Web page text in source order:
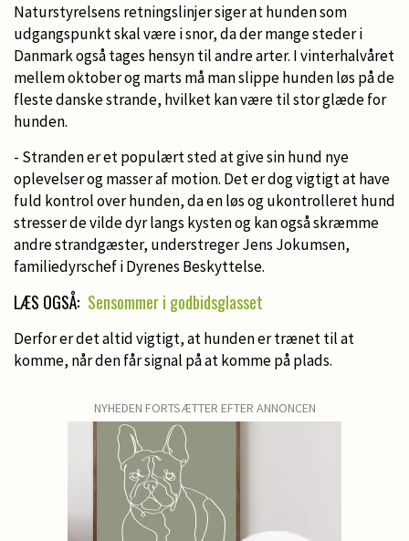
Naturstyrelsens retningslinjer siger at hunden som
udgangspunkt skal være i snor, da der mange steder i
Danmark også tages hensyn til andre arter. I vinterhalvåret
mellem oktober og marts må man slippe hunden løs på de
fleste danske strande, hvilket kan være til stor glæde for
hunden.
- Stranden er et populært sted at give sin hund nye
oplevelser og masser af motion. Det er dog vigtigt at have
fuld kontrol over hunden, da en løs og ukontrolleret hund
stresser de vilde dyr langs kysten og kan også skræmme
andre strandgæster, understreger Jens Jokumsen,
familiedyrschef i Dyrenes Beskyttelse.
LÆS OGSÅ: Sensommer i godbidsglasset
Derfor er det altid vigtigt, at hunden er trænet til at
komme, når den får signal på at komme på plads.
NYHEDEN FORTSÆTTER EFTER ANNONCEN